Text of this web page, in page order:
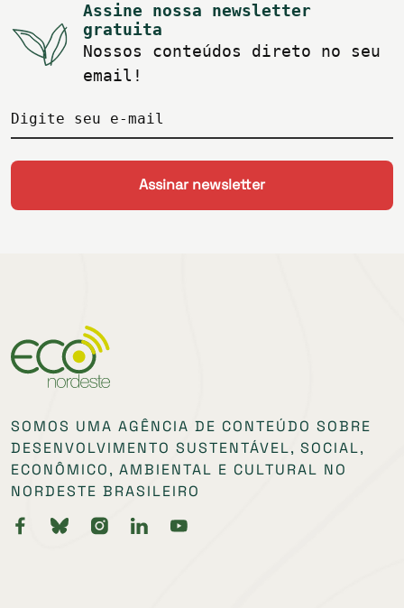
Assine nossa newsletter
gratuita
Nossos conteúdos direto no seu
email!
Digite seu e-mail
SOMOS UMA AGÊNCIA DE CONTEÚDO SOBRE
DESENVOLVIMENTO SUSTENTÁVEL, SOCIAL,
ECONÔMICO, AMBIENTAL E CULTURAL NO
NORDESTE BRASILEIRO